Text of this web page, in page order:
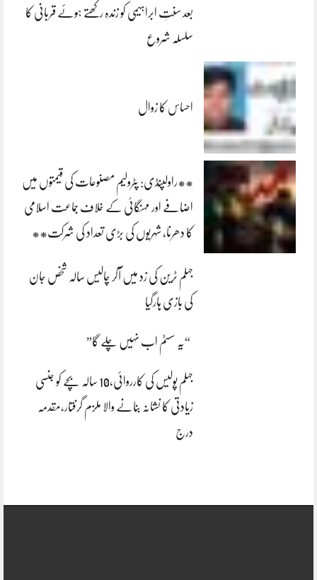
بعد سنتِ ابراہیمی کو زندہ رکھتے ہوئے قربانی کا
سلسلہ شروع
احساس کا زوال
**راولپنڈی: پٹرولیم مصنوعات کی قیمتوں میں
اضافے اور مہنگائی کے خلاف جماعت اسلامی
کا دھرنا، شہریوں کی بڑی تعداد کی شرکت**
جہلم ٹرین کی زد میں آکر چالیس سالہ شخص جان
کی بازی ہارگیا
“یہ سسٹم اب نہیں چلے گا”
جہلم پولیس کی کارروائی،10 سالہ بچے کو جنسی
زیادتی کا نشانہ بنانے والا ملزم گرفتار،مقدمہ
درج